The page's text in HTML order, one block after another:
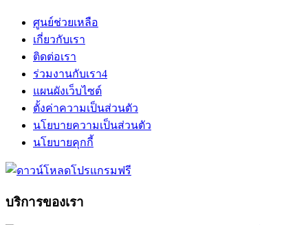
ศูนย์ช่วยเหลือ
เกี่ยวกับเรา
ติดต่อเรา
ร่วมงานกับเรา4
แผนผังเว็บไซต์
ตั้งค่าความเป็นส่วนตัว
นโยบายความเป็นส่วนตัว
นโยบายคุกกี้
บริการของเรา